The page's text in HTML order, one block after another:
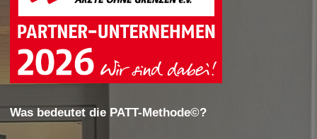
Was bedeutet die PATT-Methode©?